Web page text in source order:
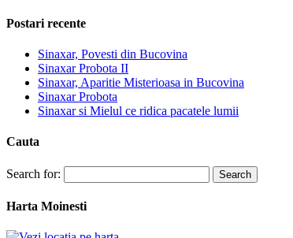
Postari recente
Sinaxar, Povesti din Bucovina
Sinaxar Probota II
Sinaxar, Aparitie Misterioasa in Bucovina
Sinaxar Probota
Sinaxar si Mielul ce ridica pacatele lumii
Cauta
Search for:
Harta Moinesti